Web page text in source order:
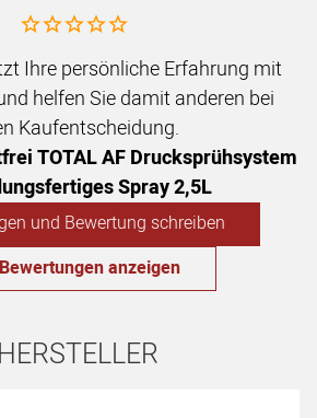
Noch keine Bewertungen abgegeben
Ihre persönliche Erfahrung mit
helfen Sie damit anderen bei
Kaufentscheidung.
TOTAL AF Drucksprühsystem
Spray 2,5L
und Bewertung schreiben
anzeigen